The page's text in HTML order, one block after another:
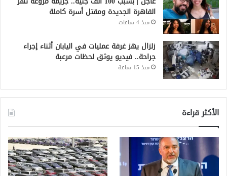
القاهرة الجديدة ومقتل أسرة كاملة
منذ 4 ساعات
زلزال يهز غرفة عمليات في اليابان أثناء إجراء
جراحة.. فيديو يوثق لحظات مرعبة
منذ 15 ساعة
الأكثر قراءة